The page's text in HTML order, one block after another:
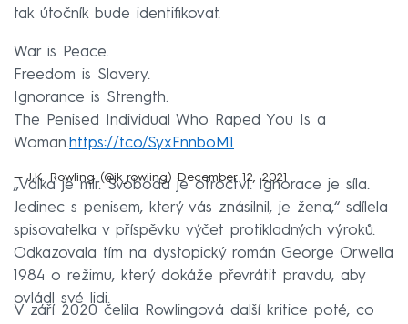
tak útočník bude identifikovat.
War is Peace.
Freedom is Slavery.
Ignorance is Strength.
The Penised Individual Who Raped You Is a
Woman.https://t.co/SyxFnnboM1
— J.K. Rowling (@jk_rowling)December 12, 2021
„Válka je mír. Svoboda je otroctví. Ignorace je síla.
Jedinec s penisem, který vás znásilnil, je žena,“ sdílela
spisovatelka v příspěvku výčet protikladných výroků.
Odkazovala tím na dystopický román George Orwella
1984 o režimu, který dokáže převrátit pravdu, aby
ovládl své lidi.
V září 2020 čelila Rowlingová další kritice poté, co